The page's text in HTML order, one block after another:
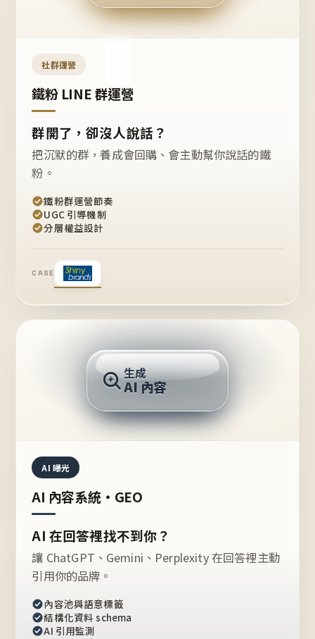
開團
嗎？
社群運營
鐵粉 LINE 群運營
群開了，卻沒人說話？
把沉默的群，養成會回購、會主動幫你說話的鐵
粉。
鐵粉群運營節奏
UGC 引導機制
分層權益設計
CASE
推薦的台灣品牌？
生成
AI 內容
AI 曝光
AI 內容系統・GEO
AI 在回答裡找不到你？
讓 ChatGPT、Gemini、Perplexity 在回答裡主動
引用你的品牌。
內容池與語意標籤
結構化資料 schema
AI 引用監測